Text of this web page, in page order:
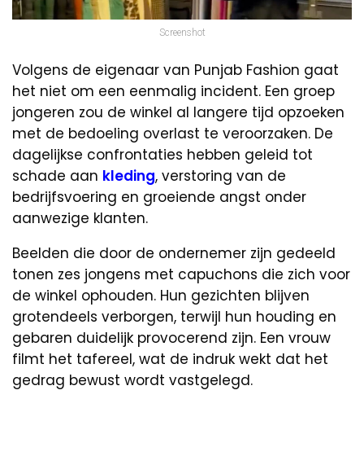
Screenshot
Volgens de eigenaar van Punjab Fashion gaat
het niet om een eenmalig incident. Een groep
jongeren zou de winkel al langere tijd opzoeken
met de bedoeling overlast te veroorzaken. De
dagelijkse confrontaties hebben geleid tot
schade aan kleding, verstoring van de
bedrijfsvoering en groeiende angst onder
aanwezige klanten.
Beelden die door de ondernemer zijn gedeeld
tonen zes jongens met capuchons die zich voor
de winkel ophouden. Hun gezichten blijven
grotendeels verborgen, terwijl hun houding en
gebaren duidelijk provocerend zijn. Een vrouw
filmt het tafereel, wat de indruk wekt dat het
gedrag bewust wordt vastgelegd.